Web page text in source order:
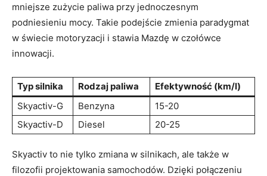
mniejsze zużycie paliwa przy jednoczesnym
podniesieniu mocy. Takie ​podejście zmienia paradygmat
‍w świecie motoryzacji i stawia Mazdę w ⁢czołówce
innowacji.
Typ ⁢silnika Rodzaj paliwa
Efektywność ⁢(km/l)
Skyactiv-G
Benzyna
15-20
Skyactiv-D
Diesel 20-25
Skyactiv⁢ to ⁤nie tylko⁤ zmiana w silnikach, ale także w
filozofii⁢ projektowania samochodów.‍ Dzięki połączeniu